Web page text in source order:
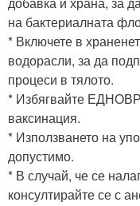
на бактериалната
* Включете в
водорасли, за да
процеси в тялото.
* Избягвайте
ваксинация.
* Използването на
допустимо.
* В случай, че се
консултирайте се с